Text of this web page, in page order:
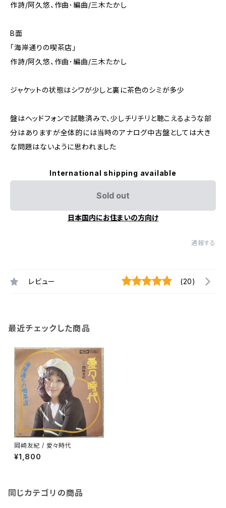
作詩/阿久悠、作曲･編曲/三木たかし
B面
「海岸通りの喫茶店」
作詩/阿久悠、作曲･編曲/三木たかし
ジャケットの状態はシワが少しと裏に茶色のシミが多少
盤はヘッドフォンで試聴済みで、少しチリチリと聴こえるような部
分はありますが全体的には当時のアナログ中古盤としては大き
な問題はないように思われました
International shipping available
Sold out
日本国内にお住まいの方向け
通報する
レビュー (20)
最近チェックした商品
岡崎友紀 / 愛々時代
¥1,800
同じカテゴリの商品